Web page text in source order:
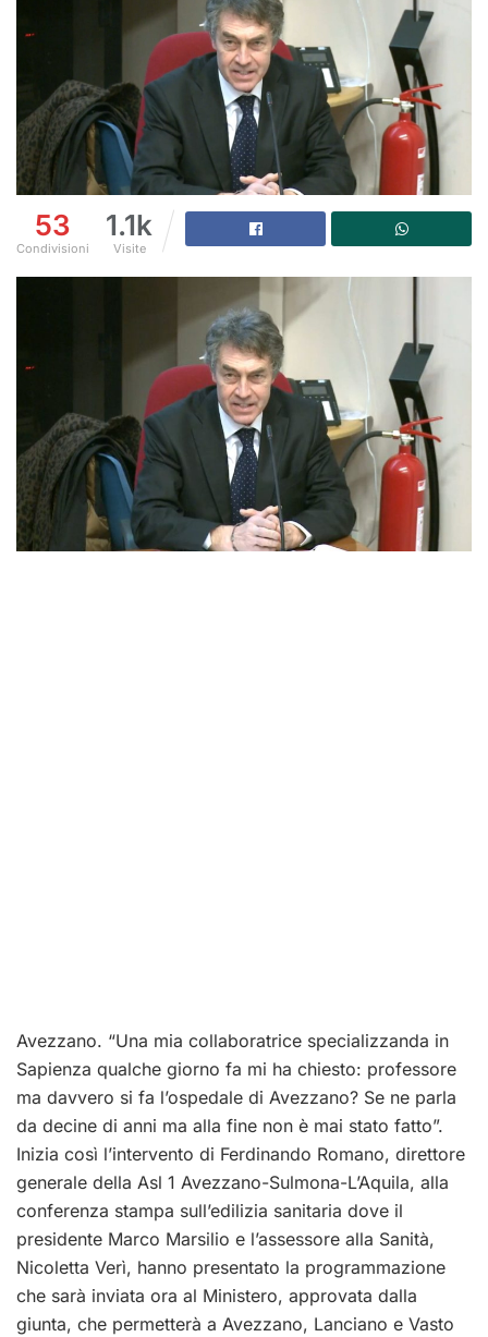
53
Condivisioni
1.1k
Visite
Avezzano. “Una mia collaboratrice specializzanda in
Sapienza qualche giorno fa mi ha chiesto: professore
ma davvero si fa l’ospedale di Avezzano? Se ne parla
da decine di anni ma alla fine non è mai stato fatto”.
Inizia così l’intervento di Ferdinando Romano, direttore
generale della Asl 1 Avezzano-Sulmona-L’Aquila, alla
conferenza stampa sull’edilizia sanitaria dove il
presidente Marco Marsilio e l’assessore alla Sanità,
Nicoletta Verì, hanno presentato la programmazione
che sarà inviata ora al Ministero, approvata dalla
giunta, che permetterà a Avezzano, Lanciano e Vasto